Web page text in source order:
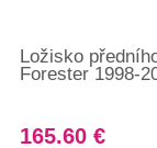
Ložisko
Forester 1998-
165.60 €